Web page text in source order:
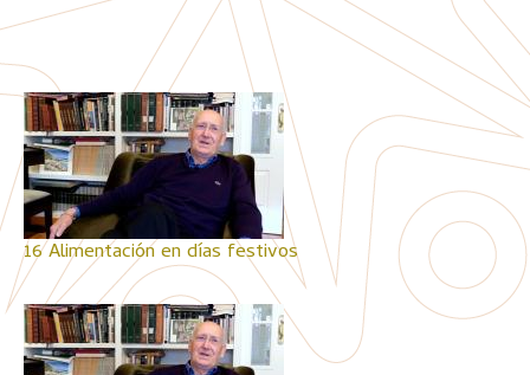
16 Alimentación en días festivos